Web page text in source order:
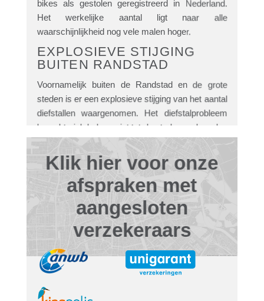
bikes als gestolen geregistreerd in Nederland.
Het werkelijke aantal ligt naar alle
waarschijnlijkheid nog vele malen hoger.
EXPLOSIEVE STIJGING
BUITEN RANDSTAD
Voornamelijk buiten de Randstad en de grote
steden is er een explosieve stijging van het aantal
diefstallen waargenomen. Het diefstalprobleem
beperkt zich helaas niet tot de steden en kan dus
REEDS 10 JAAR OP DE
MARKT
Inmiddels zijn wij al meer dan 10 jaar op de markt
met gecertificeerde GPS trackers voor
(gemotoriseerde) tweewielers. Tot op heden zijn
wij nog altijd in staat geweest ruim 95% van de
gestolen voertuigen terug te vinden.
Klik hier voor onze
afspraken met
aangesloten
verzekeraars